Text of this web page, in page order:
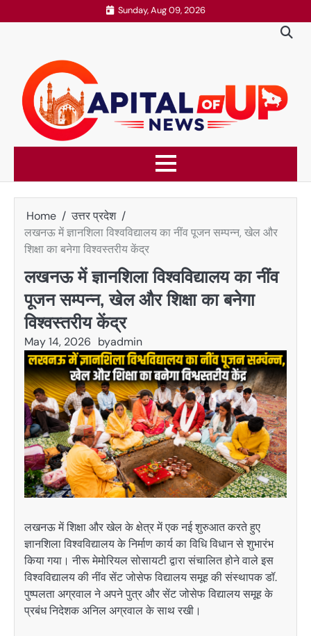
to
Sunday, Aug 09, 2026
Home
उत्तर प्रदेश
लखनऊ में ज्ञानशिला विश्वविद्यालय का नींव पूजन सम्पन्न, खेल और
शिक्षा का बनेगा विश्वस्तरीय केंद्र
लखनऊ में ज्ञानशिला विश्वविद्यालय का नींव
पूजन सम्पन्न, खेल और शिक्षा का बनेगा
विश्वस्तरीय केंद्र
May 14, 2026 byadmin
लखनऊमें शिक्षा और खेल के क्षेत्र में एक नई शुरुआत करते हुए
ज्ञानशिला विश्वविद्यालय के निर्माण कार्य का विधि विधान से शुभारंभ
किया गया। नीरू मेमोरियल सोसायटी द्वारा संचालित होने वाले इस
विश्वविद्यालय की नींव सेंट जोसेफ विद्यालय समूह की संस्थापकडॉ.
पुष्पलता अग्रवालने अपने पुत्र और सेंट जोसेफ विद्यालय समूह के
प्रबंध निदेशकअनिल अग्रवालके साथ रखी।